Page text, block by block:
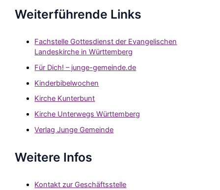
Weiterführende Links
Fachstelle Gottesdienst der Evangelischen
Landeskirche in Württemberg
Für Dich! – junge-gemeinde.de
Kinderbibelwochen
Kirche Kunterbunt
Kirche Unterwegs Württemberg
Verlag Junge Gemeinde
Weitere Infos
Kontakt zur Geschäftsstelle